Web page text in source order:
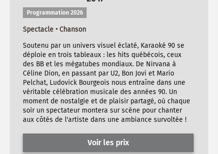
Programmation 2026
Spectacle • Chanson
Soutenu par un univers visuel éclaté, Karaoké 90 se
déploie en trois tableaux : les hits québécois, ceux
des BB et les mégatubes mondiaux. De Nirvana à
Céline Dion, en passant par U2, Bon Jovi et Mario
Pelchat, Ludovick Bourgeois nous entraîne dans une
véritable célébration musicale des années 90. Un
moment de nostalgie et de plaisir partagé, où chaque
soir un spectateur montera sur scène pour chanter
aux côtés de l'artiste dans une ambiance survoltée !
Voir les prix